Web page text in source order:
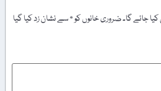
جائے گا۔ضروری خانوں کو*سے نشان زد کیا گیا